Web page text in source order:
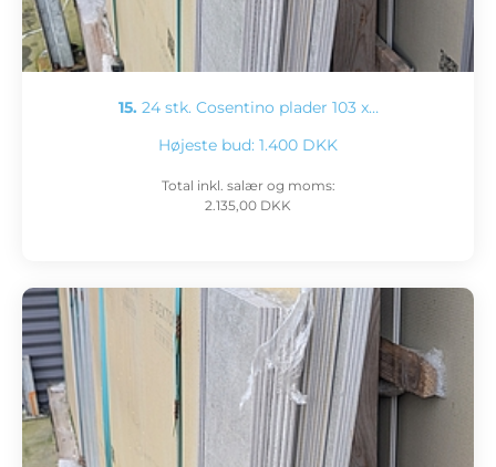
15. 24 stk. Cosentino plader 103 x…
Højeste bud: 1.400 DKK
Total inkl. salær og moms:
2.135,00 DKK